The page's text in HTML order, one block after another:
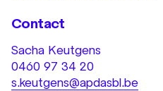
Contact
Sacha Keutgens
0460 97 34 20
s.keutgens@apdasbl.be